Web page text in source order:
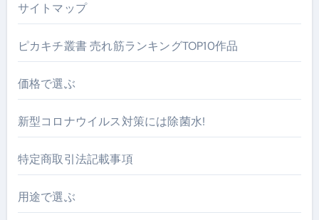
サイトマップ
ピカキチ叢書 売れ筋ランキングTOP10作品
価格で選ぶ
新型コロナウイルス対策には除菌水!
特定商取引法記載事項
用途で選ぶ